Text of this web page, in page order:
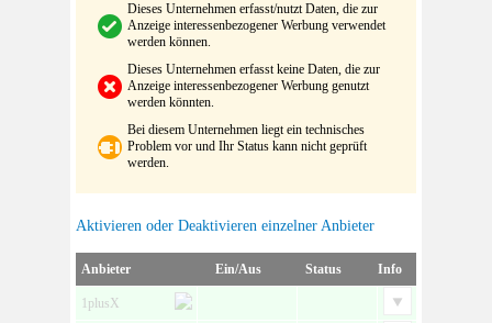
Dieses Unternehmen erfasst/nutzt Daten, die zur
Anzeige interessenbezogener Werbung verwendet
werden können.
Dieses Unternehmen erfasst keine Daten, die zur
Anzeige interessenbezogener Werbung genutzt
werden könnten.
Bei diesem Unternehmen liegt ein technisches
Problem vor und Ihr Status kann nicht geprüft
werden.